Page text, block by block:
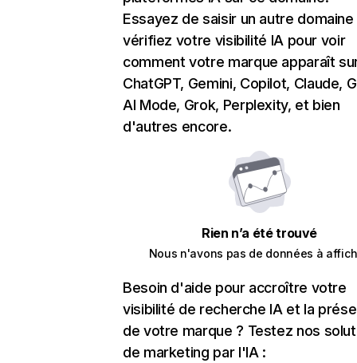
Essayez de saisir un autre domaine
vérifiez votre visibilité IA pour voir
comment votre marque apparaît
ChatGPT, Gemini, Copilot, Claude,
AI Mode, Grok, Perplexity, et bien
d'autres encore.
Rien n’a été trouvé
Nous n'avons pas de données à
Besoin d'aide pour accroître votre
visibilité de recherche IA et la
de votre marque ? Testez nos
de marketing par l'IA :